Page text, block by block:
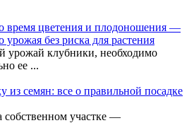
время цветения и плодоношения —
урожая без риска для растения
урожай клубники, необходимо
ее ...
из семян: все о правильной посадке
собственном участке —